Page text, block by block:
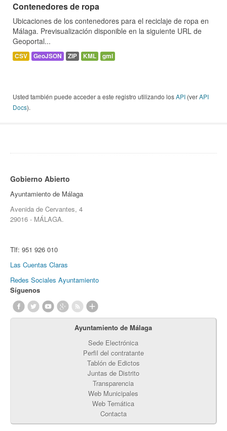
Contenedores de ropa
Ubicaciones de los contenedores para el reciclaje de ropa en
Málaga. Previsualización disponible en la siguiente URL de
Geoportal...
CSV GeoJSON ZIP KML gml
Usted también puede acceder a este registro utilizando losAPI (verAPI
Docs).
Gobierno Abierto
Ayuntamiento de Málaga
Avenida de Cervantes, 4
29016 - MÁLAGA.
Tlf: 951 926 010
Las Cuentas Claras
Redes Sociales Ayuntamiento
Síguenos
Ayuntamiento de Málaga
Sede Electrónica
Perfil del contratante
Tablón de Edictos
Juntas de Distrito
Transparencia
Web Municipales
Web Temática
Contacta